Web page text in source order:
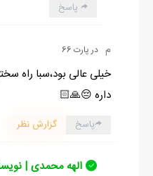
پاسخ
م در پارت 66
خیلی عالی بود،سبا راه
داره 😔🙏🏻
پاسخ گزارش نظر
الهه محمدی |